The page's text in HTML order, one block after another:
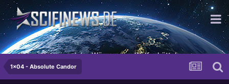
mit dem Gütesiegel des Würgers von Wolfenbüttel.
1x04 - Absolute Candor